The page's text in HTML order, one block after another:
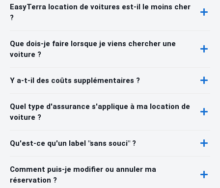
EasyTerra location de voitures est-il le moins cher
?
Que dois-je faire lorsque je viens chercher une
voiture ?
Y a-t-il des coûts supplémentaires ?
Quel type d'assurance s'applique à ma location de
voiture ?
Qu'est-ce qu'un label "sans souci" ?
Comment puis-je modifier ou annuler ma
réservation ?